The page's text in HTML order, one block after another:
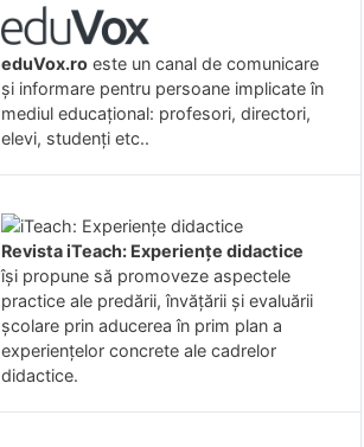
eduVox.ro este un canal de comunicare
și informare pentru persoane implicate în
mediul educațional: profesori, directori,
elevi, studenți etc..
Revista iTeach: Experienţe didactice
îşi propune să promoveze aspectele
practice ale predării, învăţării şi evaluării
şcolare prin aducerea în prim plan a
experienţelor concrete ale cadrelor
didactice.